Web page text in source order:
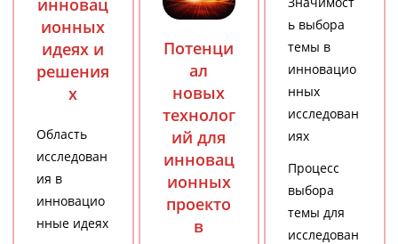
ь выбора
темы в
инновацио
нных
исследован
иях
Процесс
выбора
темы для
исследован
инновац
ионных
идеях и
решения
х
Область
исследован
ия в
инновацио
нные идеях
Потенци
ал
новых
технолог
ий для
инновац
ионных
проекто
в